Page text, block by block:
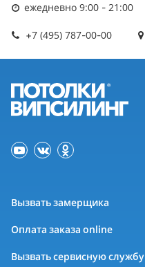
ежедневно 9:00 - 21:00
+7 (495) 787-00-00
Вызвать замерщика
Оплата заказа online
Вызвать сервисную службу